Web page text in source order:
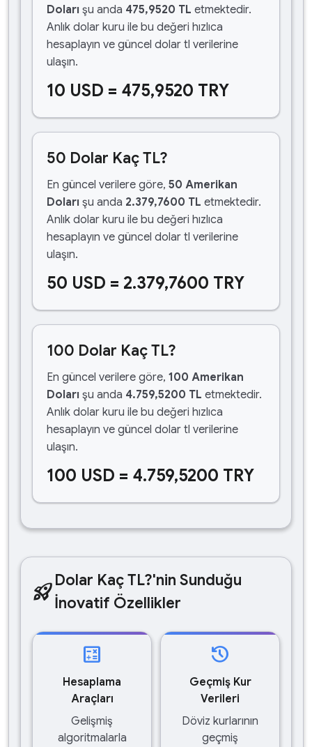
Doları şu anda 475,9520 TL etmektedir.
Anlık dolar kuru ile bu değeri hızlıca
hesaplayın ve güncel dolar tl verilerine
ulaşın.
10 USD = 475,9520 TRY
50 Dolar Kaç TL?
En güncel verilere göre, 50 Amerikan
Doları şu anda 2.379,7600 TL etmektedir.
Anlık dolar kuru ile bu değeri hızlıca
hesaplayın ve güncel dolar tl verilerine
ulaşın.
50 USD = 2.379,7600 TRY
100 Dolar Kaç TL?
En güncel verilere göre, 100 Amerikan
Doları şu anda 4.759,5200 TL etmektedir.
Anlık dolar kuru ile bu değeri hızlıca
hesaplayın ve güncel dolar tl verilerine
ulaşın.
100 USD = 4.759,5200 TRY
rocket_launchDolar Kaç TL?'nin Sunduğu
İnovatif Özellikler
calculate
Hesaplama
Araçları
Gelişmiş
algoritmalarla
history
Geçmiş Kur
Verileri
Döviz kurlarının
geçmiş